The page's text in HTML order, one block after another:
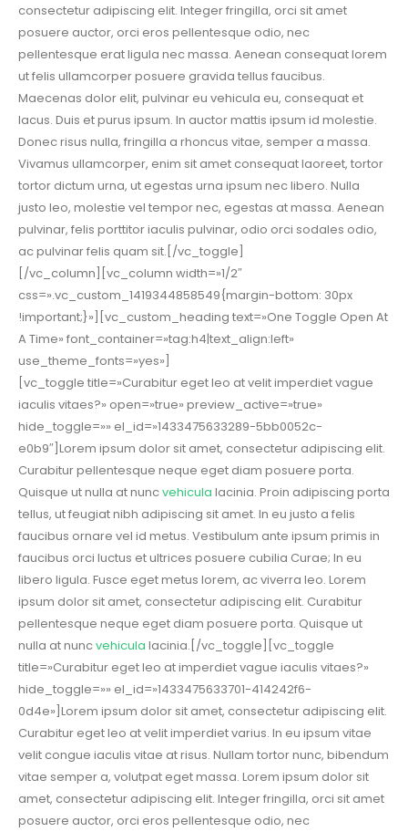
consectetur adipiscing elit. Integer fringilla, orci sit amet
posuere auctor, orci eros pellentesque odio, nec
pellentesque erat ligula nec massa. Aenean consequat lorem
ut felis ullamcorper posuere gravida tellus faucibus.
Maecenas dolor elit, pulvinar eu vehicula eu, consequat et
lacus. Duis et purus ipsum. In auctor mattis ipsum id molestie.
Donec risus nulla, fringilla a rhoncus vitae, semper a massa.
Vivamus ullamcorper, enim sit amet consequat laoreet, tortor
tortor dictum urna, ut egestas urna ipsum nec libero. Nulla
justo leo, molestie vel tempor nec, egestas at massa. Aenean
pulvinar, felis porttitor iaculis pulvinar, odio orci sodales odio,
ac pulvinar felis quam sit.[/vc_toggle]
[/vc_column][vc_column width=»1/2″
css=».vc_custom_1419344858549{margin-bottom: 30px
!important;}»][vc_custom_heading text=»One Toggle Open At
A Time» font_container=»tag:h4|text_align:left»
use_theme_fonts=»yes»]
[vc_toggle title=»Curabitur eget leo at velit imperdiet vague
iaculis vitaes?» open=»true» preview_active=»true»
hide_toggle=»» el_id=»1433475633289-5bb0052c-
e0b9″]Lorem ipsum dolor sit amet, consectetur adipiscing elit.
Curabitur pellentesque neque eget diam posuere porta.
Quisque ut nulla at nuncvehicula lacinia. Proin adipiscing porta
tellus, ut feugiat nibh adipiscing sit amet. In eu justo a felis
faucibus ornare vel id metus. Vestibulum ante ipsum primis in
faucibus orci luctus et ultrices posuere cubilia Curae; In eu
libero ligula. Fusce eget metus lorem, ac viverra leo. Lorem
ipsum dolor sit amet, consectetur adipiscing elit. Curabitur
pellentesque neque eget diam posuere porta. Quisque ut
nulla at nuncvehicula lacinia.[/vc_toggle][vc_toggle
title=»Curabitur eget leo at imperdiet vague iaculis vitaes?»
hide_toggle=»» el_id=»1433475633701-414242f6-
0d4e»]Lorem ipsum dolor sit amet, consectetur adipiscing elit.
Curabitur eget leo at velit imperdiet varius. In eu ipsum vitae
velit congue iaculis vitae at risus. Nullam tortor nunc, bibendum
vitae semper a, volutpat eget massa. Lorem ipsum dolor sit
amet, consectetur adipiscing elit. Integer fringilla, orci sit amet
posuere auctor, orci eros pellentesque odio, nec